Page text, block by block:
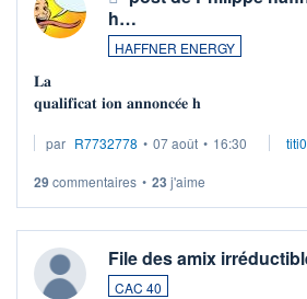
h…
HAFFNER ENERGY
𝐋𝐚
𝐪𝐮𝐚𝐥𝐢𝐟𝐢𝐜𝐚𝐭 𝐢𝐨𝐧 𝐚𝐧𝐧𝐨𝐧𝐜𝐞́𝐞 𝐡
par R7732778 • 07 août • 16:30
29commentaires • 23 j'aime
File des amix
CAC 40